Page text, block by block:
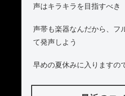
声はキラキラを目指すべき
声帯も楽器なんだから、フ
て発声しよう
早めの夏休みに入りますの